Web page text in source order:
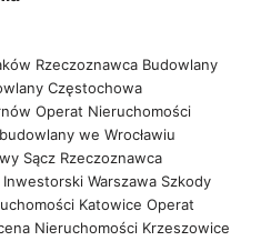
Rzeczoznawca Budowlany
Częstochowa
Operat Nieruchomości
we Wrocławiu
Sącz Rzeczoznawca
Warszawa Szkody
Katowice Operat
Nieruchomości Krzeszowice